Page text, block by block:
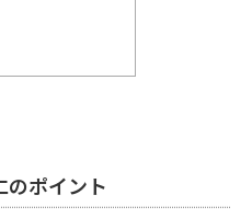
のポイント